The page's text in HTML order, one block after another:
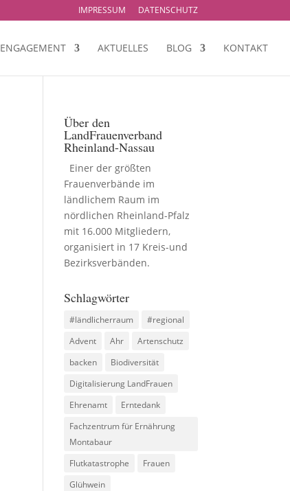
IMPRESSUM DATENSCHUTZ
ENGAGEMENT AKTUELLES BLOG KONTAKT
Über den
LandFrauenverband
Rheinland-Nassau
Einer der größten
Frauenverbände im
ländlichem Raum im
nördlichen Rheinland-Pfalz
mit 16.000 Mitgliedern,
organisiert in 17 Kreis-und
Bezirksverbänden.
Schlagwörter
#ländlicherraum
#regional
Advent
Ahr
Artenschutz
backen
Biodiversität
Digitalisierung LandFrauen
Ehrenamt
Erntedank
Fachzentrum für Ernährung
Montabaur
Flutkatastrophe
Frauen
Glühwein